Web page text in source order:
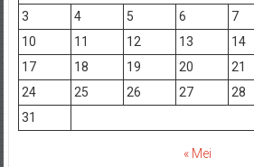
3
4 5 6 7
10
11 12 13 14
17
18 19 20 21
24
25 26 27 28
31
« Mei